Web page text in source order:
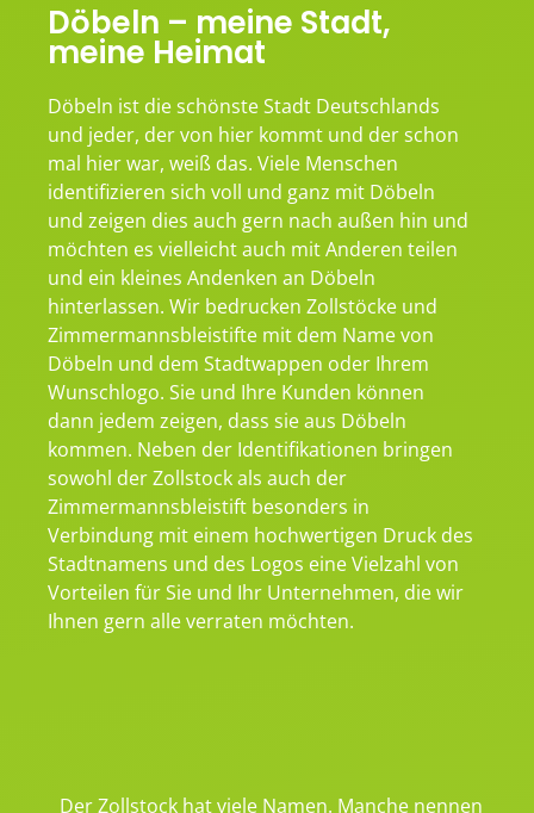
Döbeln – meine Stadt,
meine Heimat
Döbeln ist die schönste Stadt Deutschlands
und jeder, der von hier kommt und der schon
mal hier war, weiß das. Viele Menschen
identifizieren sich voll und ganz mit Döbeln
und zeigen dies auch gern nach außen hin und
möchten es vielleicht auch mit Anderen teilen
und ein kleines Andenken an Döbeln
hinterlassen. Wir bedrucken Zollstöcke und
Zimmermannsbleistifte mit dem Name von
Döbeln und dem Stadtwappen oder Ihrem
Wunschlogo. Sie und Ihre Kunden können
dann jedem zeigen, dass sie aus Döbeln
kommen. Neben der Identifikationen bringen
sowohl der Zollstock als auch der
Zimmermannsbleistift besonders in
Verbindung mit einem hochwertigen Druck des
Stadtnamens und des Logos eine Vielzahl von
Vorteilen für Sie und Ihr Unternehmen, die wir
Ihnen gern alle verraten möchten.
Der Zollstock hat viele Namen. Manche nennen